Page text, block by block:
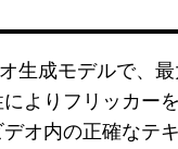
成モデルで、
よりフリッカー
オ内の正確なテ